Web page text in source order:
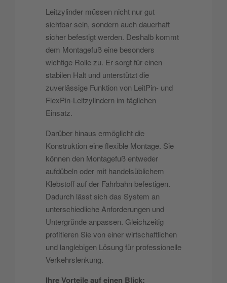
Leitzylinder müssen nicht nur gut
sichtbar sein, sondern auch dauerhaft
sicher befestigt werden. Deshalb kommt
dem Montagefuß eine besonders
wichtige Rolle zu. Er sorgt für einen
stabilen Halt und unterstützt die
zuverlässige Funktion von LeitPin- und
FlexPin-Leitzylindern im täglichen
Einsatz.
Darüber hinaus ermöglicht die
Konstruktion eine flexible Montage. Sie
können den Montagefuß entweder
aufdübeln oder mit handelsüblichem
Klebstoff auf der Fahrbahn befestigen.
Dadurch lässt sich das System an
unterschiedliche Anforderungen und
Untergründe anpassen. Gleichzeitig
profitieren Sie von einer wirtschaftlichen
und langlebigen Lösung für professionelle
Verkehrslenkung.
Ihre Vorteile auf einen Blick: